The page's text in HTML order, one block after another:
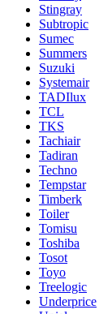
Stingray
Subtropic
Sumec
Summers
Suzuki
Systemair
TADIlux
TCL
TKS
Tachiair
Tadiran
Techno
Tempstar
Timberk
Toiler
Tomisu
Toshiba
Tosot
Toyo
Treelogic
Underprice